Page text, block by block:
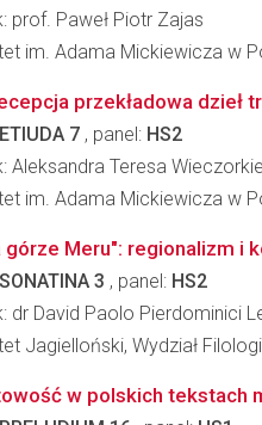
prof. Paweł Piotr Zajas
im. Adama Mickiewicza w
przekładowa dzieł
ETIUDA 7 , panel: HS2
Aleksandra Teresa
im. Adama Mickiewicza w
górze Meru": regionalizm i
SONATINA 3 , panel: HS2
dr David Paolo Pierdominici
Jagielloński, Wydział
w polskich tekstach